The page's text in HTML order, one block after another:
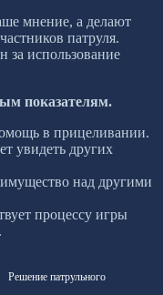
мнение, а делают
патруля.
за использование
показателям.
в прицеливании.
увидеть других
над другими
процессу игры
Решение патрульного